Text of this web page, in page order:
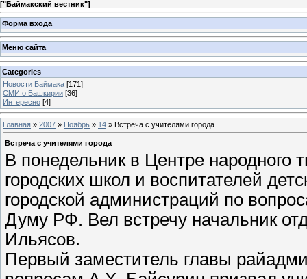
["Баймакский вестник"]
Форма входа
Меню сайта
Categories
Новости Баймака [171]
СМИ о Башкирии [36]
Интересно [4]
Главная » 2007 » Ноябрь » 14 » Встреча с учителями города
Встреча с учителями города
В понедельник в Центре народного
городских школ и воспитателей
городской администраций по
Думу РФ. Вел встречу начальник
Ильясов.
Первый заместитель главы